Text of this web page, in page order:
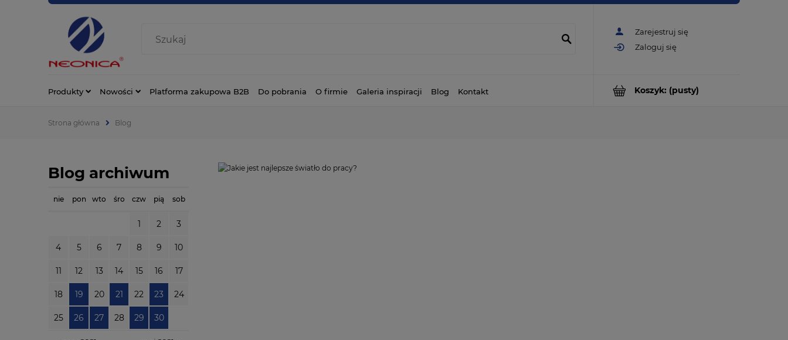
Zarejestruj się
Zaloguj się
Koszyk: (pusty)
Produkty Nowości Platforma zakupowa B2B Do pobrania O firmie Galeria inspiracji Blog Kontakt
Strona główna Blog
Blog archiwum
nie pon wto śro czw pią sob
1 2 3
4 5 6 7 8 9 10
11 12 13 14 15 16 17
18 19 20 21 22 23 24
25 26 27 28 29 30